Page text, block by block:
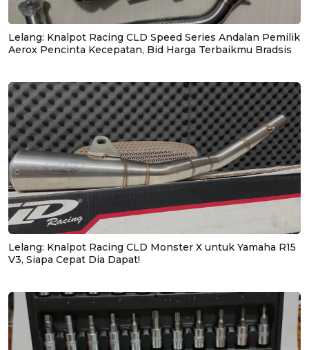
Lelang: Knalpot Racing CLD Speed Series Andalan Pemilik
Aerox Pencinta Kecepatan, Bid Harga Terbaikmu Bradsis
Lelang: Knalpot Racing CLD Monster X untuk Yamaha R15
V3, Siapa Cepat Dia Dapat!